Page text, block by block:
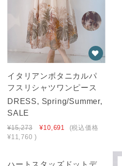
イタリアンボタニカルパ
フスリシャツワンピース
DRESS, Spring/Summer,
SALE
¥15,273 ¥10,691
(税込価格
¥11,760 )
ハートスタッズドットデ